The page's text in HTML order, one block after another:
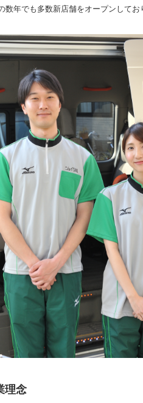
年でも多数新店舗をオープンしてお
理念